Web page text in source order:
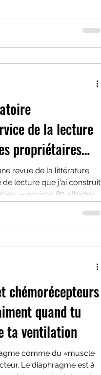
de la lecture
propriétaires
du
"oublié"
revue de la littérature
de lecture que j'ai construit
— environ 80 athlètes
centaines de
chémorécepteurs
quand tu
ta ventilation
comme du «muscle